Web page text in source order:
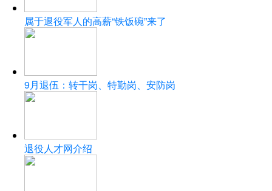
属于退役军人的高薪“铁饭碗”来了
9月退伍：转干岗、特勤岗、安防岗
退役人才网介绍